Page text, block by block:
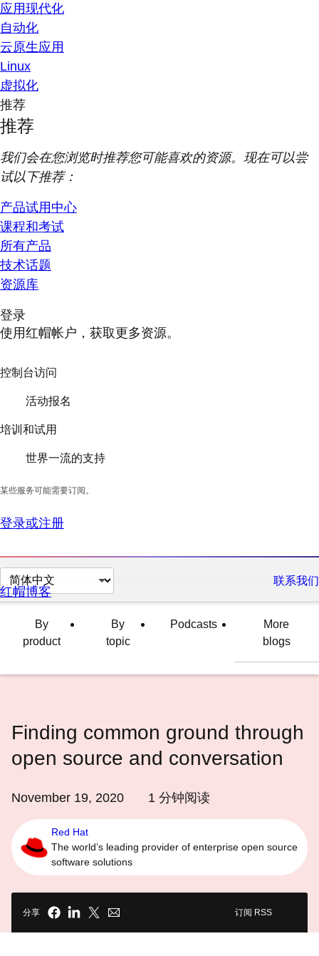
应用现代化
自动化
云原生应用
Linux
虚拟化
推荐
推荐
我们会在您浏览时推荐您可能喜欢的资源。现在可以尝
试以下推荐：
产品试用中心
课程和考试
所有产品
技术话题
资源库
登录
使用红帽帐户，获取更多资源。
控制台访问
活动报名
培训和试用
世界一流的支持
某些服务可能需要订阅。
登录或注册
切
换
言
联系我们
红帽博客
By
product
By
topic
Podcasts
More
blogs
Finding common ground through
open source and conversation
November 19, 2020 1 分钟阅读
Red Hat
The world’s leading provider of enterprise open source
software solutions
分享 订阅 RSS